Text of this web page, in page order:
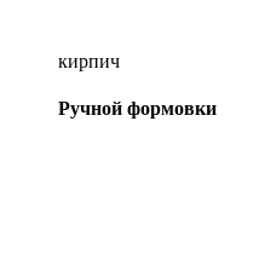
кирпич
Ручной формовки